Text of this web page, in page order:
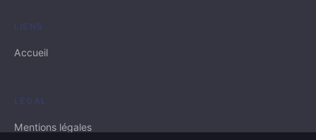
LIENS
Accueil
LÉGAL
Mentions légales